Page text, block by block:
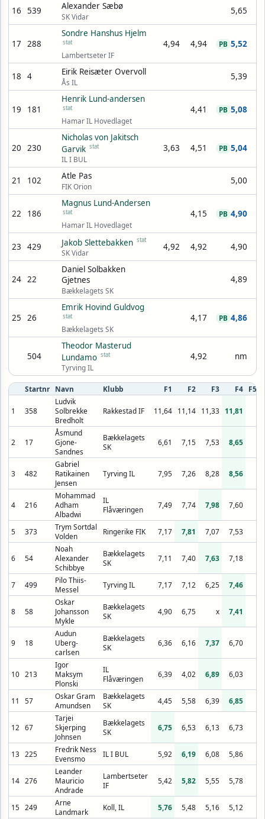
16 539 Alexander Sæbø
SK Vidar
5,65
17 288
Sondre Hanshus Hjelm
stat
Lambertseter IF
4,94 4,94 5,52
PB
18 4 Eirik Reisæter Overvoll
Ås IL
5,39
19 181
Henrik Lund-andersen
stat
Hamar IL Hovedlaget
4,41 5,08
PB
20 230
Nicholas von Jakitsch
Garvik stat
IL I BUL
3,63 4,51 5,04
PB
21 102 Atle Pas
FIK Orion
5,00
22 186
Magnus Lund-Andersen
stat
Hamar IL Hovedlaget
4,15 4,90
PB
23 429 Jakob Slettebakken stat
SK Vidar
4,92 4,92 4,90
24 22
Daniel Solbakken
Gjetnes
Bækkelagets SK
4,89
25 26
Emrik Hovind Guldvog
stat
Bækkelagets SK
4,17 4,86
PB
504
Theodor Masterud
Lundamo stat
Tyrving IL
4,92 nm
Startnr Navn Klubb F1 F2 F3 F4 F5
1 358
Ludvik
Solbrekke
Bredholt
Rakkestad IF 11,64 11,14 11,33 11,81
2 17
Åsmund
Gjone-
Sandnes
Bækkelagets
SK
6,61 7,15 7,53 8,65
3 482
Gabriel
Ratikainen
Jensen
Tyrving IL 7,95 7,26 8,28 8,56
4 216
Mohammad
Adham
Albadwi
IL
Flåværingen
7,49 7,74 7,98 7,60
5 373
Trym Sortdal
Volden
Ringerike FIK 7,17 7,81 7,07 7,53
6 54
Noah
Alexander
Schibbye
Bækkelagets
SK
7,11 7,40 7,63 7,18
7 499
Pilo Thiis-
Messel
Tyrving IL 7,17 7,12 6,25 7,46
8 58
Oskar
Johansson
Mykle
Bækkelagets
SK
4,90 6,75 x 7,41
9 18
Audun
Uberg-
carlsen
Bækkelagets
SK
6,36 6,16 7,37 6,70
10 213
Igor
Maksym
Plonski
IL
Flåværingen
6,39 4,02 6,89 6,03
11 57
Oskar Gram
Amundsen
Bækkelagets
SK
4,45 5,58 6,39 6,85
12 67
Tarjei
Skjerping
Johnsen
Bækkelagets
SK
6,75 6,53 6,13 6,73
13 225
Fredrik Ness
Evensmo
IL I BUL 5,92 6,19 6,08 5,86
14 276
Leander
Mauricio
Andrade
Lambertseter
IF
5,42 5,82 5,55 5,78
15 249
Arne
Landmark
Koll, IL 5,76 5,48 5,16 5,12